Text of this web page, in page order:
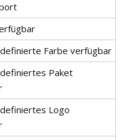
Farbe verfügbar
Paket
Logo